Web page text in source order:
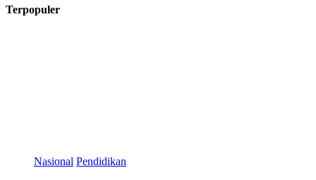
Terpopuler
Nasional Pendidikan